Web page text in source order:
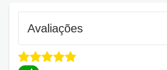
Avaliações